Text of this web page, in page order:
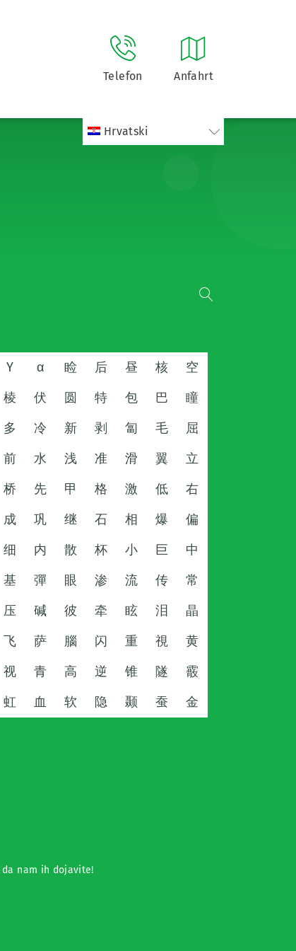
Telefon Anfahrt
Hrvatski
Y α 睑 后 昼 核
空
棱 伏 圆 特 包 巴
瞳
多 冷 新 剥 匐 毛
屈
前 水 浅 准 滑 翼
立
桥 先 甲 格 激 低
右
成 巩 继 石 相 爆
偏
细 内 散 杯 小 巨
中
基 彈 眼 渗 流 传
常
压 碱 彼 牵 眩 泪
晶
飞 萨 腦 闪 重 視
黄
视 青 高 逆 锥 隧
霰
虹 血 软 隐 颞 蚕
金
nam ih dojavite!